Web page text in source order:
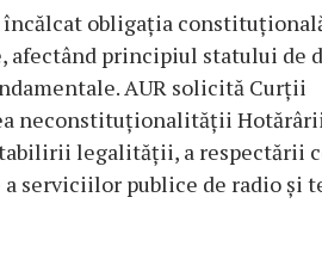
încălcat obligația
principiul statului de
AUR solicită Curții
neconstituționalității
legalității, a respectării
serviciilor publice de radio și